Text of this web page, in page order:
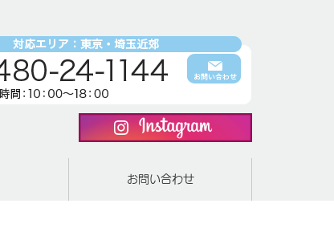
お問い合わせ